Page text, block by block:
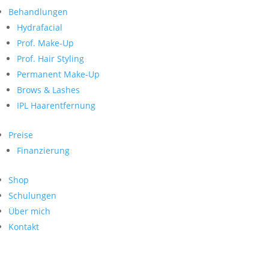
Behandlungen
Hydrafacial
Prof. Make-Up
Prof. Hair Styling
Permanent Make-Up
Brows & Lashes
IPL Haarentfernung
Preise
Finanzierung
Shop
Schulungen
Über mich
Kontakt
nach:
Neueste Kommentare
Archiv
Kategorien
Keine Kategorien
Meta
Anmelden
Feed der Einträge
WordPress.org
Search
nach:
Archive
Kontakt
Impressum
Datenschutz